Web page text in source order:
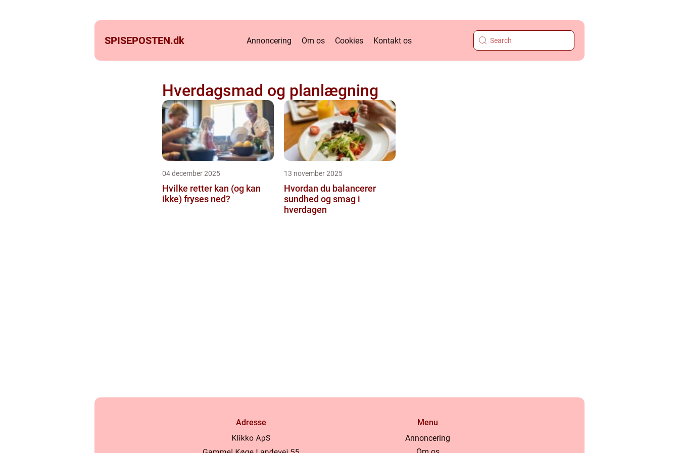
SPISEPOSTEN.dk Annoncering Om os Cookies Kontakt os
Hverdagsmad og planlægning
04 december 2025
Hvilke retter kan (og kan
ikke) fryses ned?
13 november 2025
Hvordan du balancerer
sundhed og smag i
hverdagen
Adresse
Menu
Annoncering